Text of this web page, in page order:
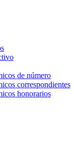
de número
correspondientes
honorarios